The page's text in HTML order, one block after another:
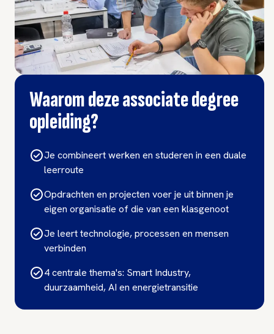
Waarom deze associate degree
opleiding?
Je combineert werken en studeren in een duale
leerroute
Opdrachten en projecten voer je uit binnen je
eigen organisatie of die van een klasgenoot
Je leert technologie, processen en mensen
verbinden
4 centrale thema's: Smart Industry,
duurzaamheid, AI en energietransitie